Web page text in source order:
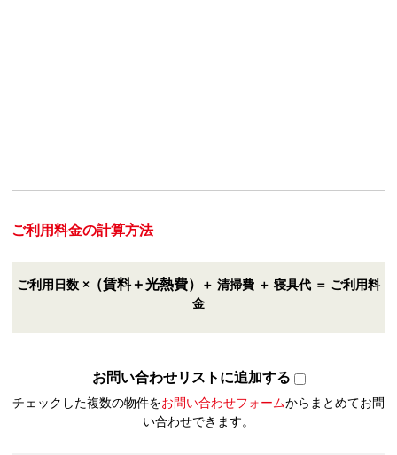
ご利用料金の計算方法
ご利用日数 ×（賃料＋光熱費）
＋ 清掃費 ＋ 寝具代 ＝ ご利用料
金
お問い合わせリストに追加する
チェックした複数の物件をお問い合わせフォームからまとめてお問
い合わせできます。